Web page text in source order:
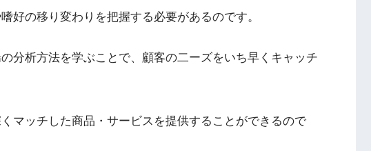
好の移り変わりを把握する必要があるのです。
分析方法を学ぶことで、顧客の二ーズをいち早くキャッチ
マッチした商品・サービスを提供することができるので